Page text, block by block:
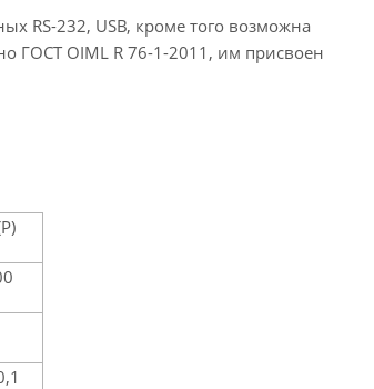
RS-232, USB, кроме того возможна
ГОСТ OIML R 76-1-2011, им присвоен